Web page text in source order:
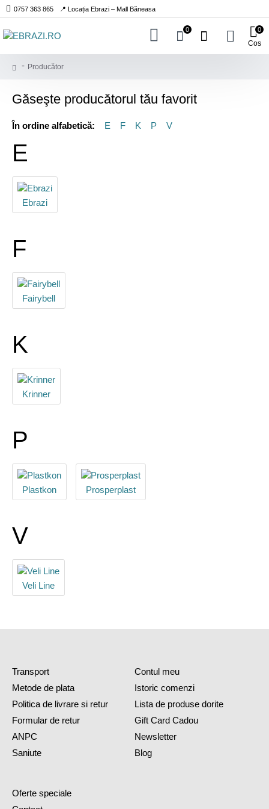
0757 363 865 📍 Locația Ebrazi – Mall Băneasa
0
Cos
0
Producător
Găseşte producătorul tău favorit
În ordine alfabetică: E F K P V
E
Ebrazi
F
Fairybell
K
Krinner
P
Plastkon Prosperplast
V
Veli Line
Transport
Metode de plata
Politica de livrare si retur
Formular de retur
ANPC
Saniute
Contul meu
Istoric comenzi
Lista de produse dorite
Gift Card Cadou
Newsletter
Blog
Oferte speciale